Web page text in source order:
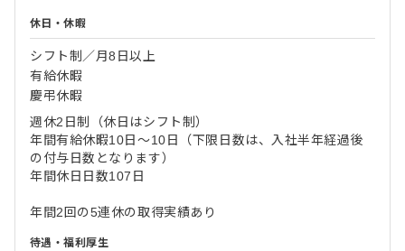
休日・休暇
シフト制／月8日以上
有給休暇
慶弔休暇
週休2日制（休日はシフト制）
年間有給休暇10日～10日（下限日数は、入社半年経過後
の付与日数となります）
年間休日日数107日
年間2回の5連休の取得実績あり
待遇・福利厚生